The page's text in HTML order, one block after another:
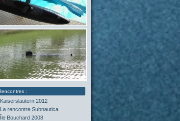
Kaiserslautern 2012
La rencontre Subnautica
Île Bouchard 2008